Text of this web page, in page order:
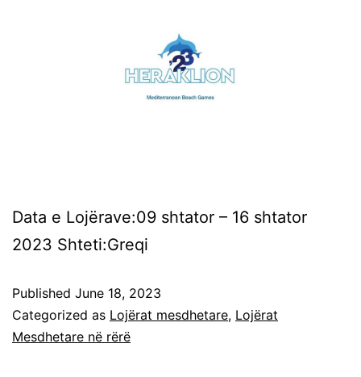
Data e Lojërave:09 shtator – 16 shtator
2023 Shteti:Greqi
Published June 18, 2023
Categorized as Lojërat mesdhetare, Lojërat
Mesdhetare në rërë